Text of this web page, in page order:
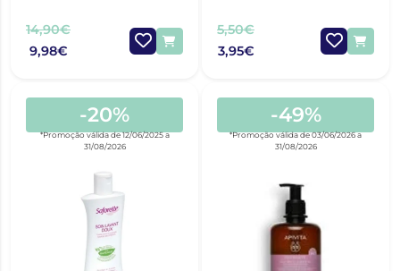
14,90€
9,98€
5,50€
3,95€
-20%
*Promoção válida de 12/06/2025 a
31/08/2026
-49%
*Promoção válida de 03/06/2026 a
31/08/2026